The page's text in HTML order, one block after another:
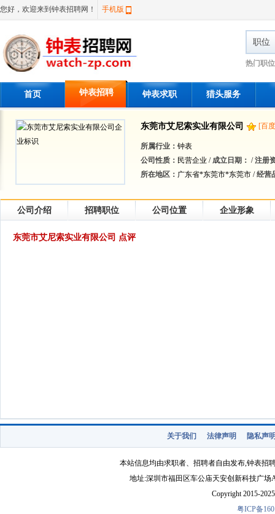
您好，欢迎来到钟表招聘网！ 手机版
职位
热门职
首页 钟表招聘 钟表求职 猎头服务
东莞市艾尼索实业有限公司 [百
所属行业： 钟表
公司性质： 民营企业 /成立日期： /注册
所在地区： 广东省*东莞市*东莞市 /经营
公司介绍 招聘职位 公司位置 企业形象
东莞市艾尼索实业有限公司 点评
关于我们 法律声明 隐私声
本站信息均由求职者、招聘者自由发布,钟表招
地址:深圳市福田区车公庙天安创新科技广场
Copyright 2015-
粤ICP备